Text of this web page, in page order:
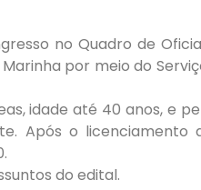
no Quadro de
por meio do
idade até 40 anos, e
Após o licenciamento
do edital.